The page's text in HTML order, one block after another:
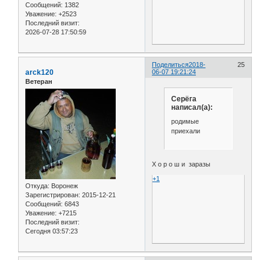
Сообщений: 1382
Уважение: +2523
Последний визит:
2026-07-28 17:50:59
Поделиться 25
2018-
06-07 19:21:24
arck120
Ветеран
Откуда: Воронеж
Зарегистрирован: 2015-12-21
Сообщений: 6843
Уважение: +7215
Последний визит:
Сегодня 03:57:23
Серёга
написал(а):
родимые
приехали
Х о р о ш и заразы
+1